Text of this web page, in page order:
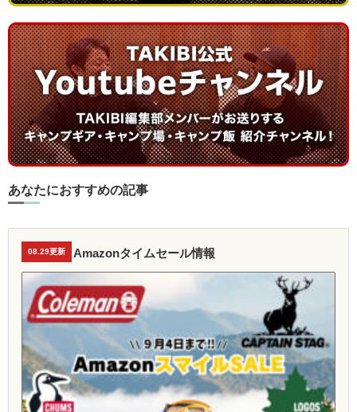
あなたにおすすめの記事
08.29更新 Amazonタイムセール情報